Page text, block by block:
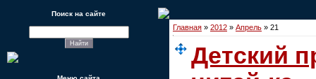
Поиск на сайте
Главная » 2012 » Апрель » 21
Детский